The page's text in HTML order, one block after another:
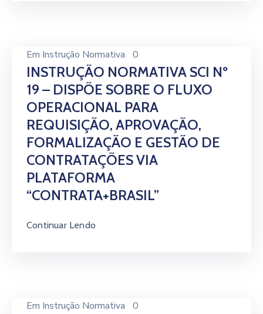
Em Instrução Normativa 0
INSTRUÇÃO NORMATIVA SCI Nº
19 – DISPÕE SOBRE O FLUXO
OPERACIONAL PARA
REQUISIÇÃO, APROVAÇÃO,
FORMALIZAÇÃO E GESTÃO DE
CONTRATAÇÕES VIA
PLATAFORMA
“CONTRATA+BRASIL”
Continuar Lendo
Em Instrução Normativa 0